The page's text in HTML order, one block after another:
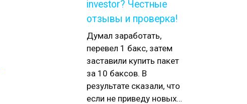
investor? Честные
отзывы и проверка!
Думал заработать,
перевел 1 бакс, затем
заставили купить пакет
за 10 баксов. В
результате сказали, что
если не приведу новых…